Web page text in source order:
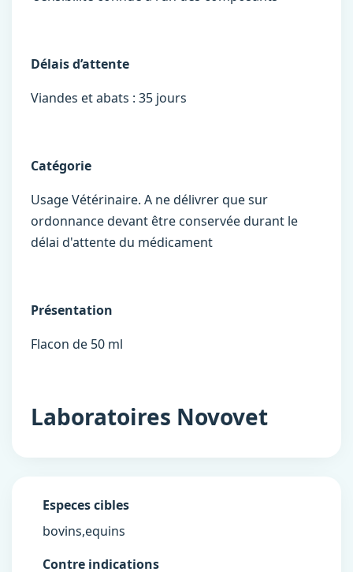
Délais d’attente
Viandes et abats : 35 jours
Catégorie
Usage Vétérinaire. A ne délivrer que sur
ordonnance devant être conservée durant le
délai d'attente du médicament
Présentation
Flacon de 50 ml
Laboratoires Novovet
Especes cibles
bovins,equins
Contre indications